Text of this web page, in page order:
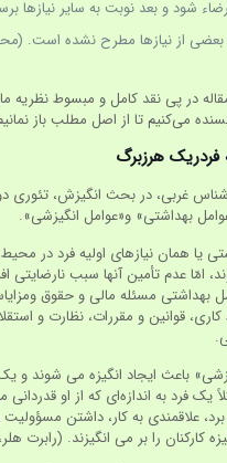
شود و بعد نوبت به سایر نیازها
در پی نقد کامل و مبسوط نظریه
می‌کنیم تا از اصل مطلب باز
فردریک هرزبرگ
غربی، در بحث انگیزش، تئوری
بهداشتی» و«عوامل انگیزشی».
یا همان نیازهای اولیه فرد در محیط
امّا عدم تأمین آنها سبب نارضایتی
بهداشتی مسئله مالی و حقوق
قوانین و مقررات، نظارت و
باعث ایجاد انگیزه می شوند و یک
یک فرد به اندازه‌ای که از او
علاقمندی به کار، داشتن مسؤولیت
را بر می انگیزند. (رابرت هلر، 1386، ص10)